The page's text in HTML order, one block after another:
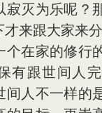
寂灭为乐呢？
来跟大家来分
在家的修行
有跟世间人
间人不一样的